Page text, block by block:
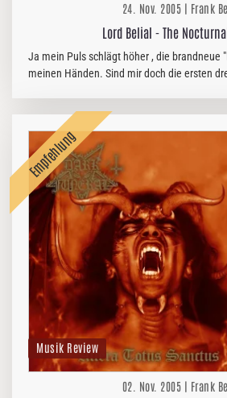
24. Nov. 2005 | Frank
Lord Belial - The
Ja mein Puls schlägt höher , die brandneue
meinen Händen. Sind mir doch die ersten
Musik Review
02. Nov. 2005 | Frank